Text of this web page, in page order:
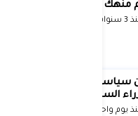
للشاعرة رانيا فخري موسى
سنوات
سياسي رداً على موقف مجلس
السعودي
يوم واحد